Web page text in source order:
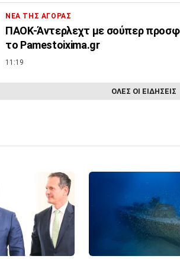
ΝΕΑ ΤΗΣ ΑΓΟΡΑΣ
ΠΑΟΚ-Άντερλεχτ με σούπερ
το Pamestoixima.gr
11:19
ΟΛΕΣ ΟΙ ΕΙΔΗΣΕΙΣ